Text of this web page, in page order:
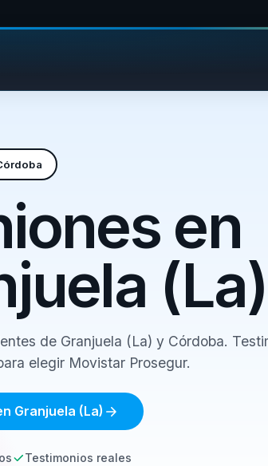
en
(La)
de Granjuela (La) y Córdoba.
elegir Movistar Prosegur.
Granjuela (La)
Testimonios reales